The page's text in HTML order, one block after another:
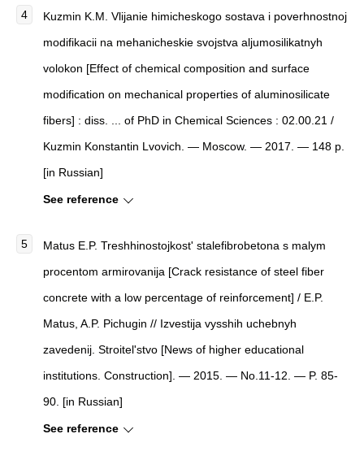
Kuzmin K.M. Vlijanie himicheskogo sostava i poverhnostnoj
modifikacii na mehanicheskie svojstva aljumosilikatnyh
volokon [Effect of chemical composition and surface
modification on mechanical properties of aluminosilicate
fibers] : diss. ... of PhD in Chemical Sciences : 02.00.21 /
Kuzmin Konstantin Lvovich. — Moscow. — 2017. — 148 p.
[in Russian]
See reference
Matus E.P. Treshhinostojkost' stalefibrobetona s malym
procentom armirovanija [Crack resistance of steel fiber
concrete with a low percentage of reinforcement] / E.P.
Matus, A.P. Pichugin // Izvestija vysshih uchebnyh
zavedenij. Stroitel'stvo [News of higher educational
institutions. Construction]. — 2015. — No.11-12. — P. 85-
90. [in Russian]
See reference